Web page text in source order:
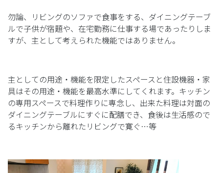
勿論、リビングのソファで食事をする、ダイニングテーブ
ルで子供が宿題や、在宅勤務に仕事する場であったりしま
すが、主として考えられた機能ではありません。
主としての用途・機能を限定したスペースと住設機器・家
具はその用途・機能を最高水準にしてくれます。キッチン
の専用スペースで料理作りに専念し、出来た料理は対面の
ダイニングテーブルにすぐに配膳でき、食後は生活感ので
るキッチンから離れたリビングで寛ぐ…等